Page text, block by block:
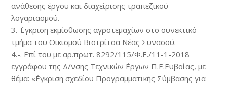
ανάθεσης έργου και διαχείρισης τραπεζικού
λογαριασμού.
3.-΄Εγκριση εκμίσθωσης αγροτεμαχίων στο συνεκτικό
τμήμα του Οικισμού Βιστρίτσα Νέας Συνασού.
4.-. Επί του με αρ.πρωτ. 8292/115/Φ.Ε./11-1-2018
εγγράφου της Δ/νσης Τεχνικών ΄Εργων Π.Ε.Ευβοίας, με
θέμα: «΄Εγκριση σχεδίου Προγραμματικής Σύμβασης για